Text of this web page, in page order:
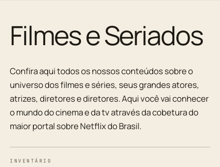
Filmes e Seriados
Confira aqui todos os nossos conteúdos sobre o
universo dos filmes e séries, seus grandes atores,
atrizes, diretores e diretores. Aqui você vai conhecer
o mundo do cinema e da tv através da cobetura do
maior portal sobre Netflix do Brasil.
INVENTÁRIO